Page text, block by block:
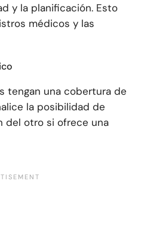
y la planificación. Esto
médicos y las
tengan una cobertura de
la posibilidad de
del otro si ofrece una